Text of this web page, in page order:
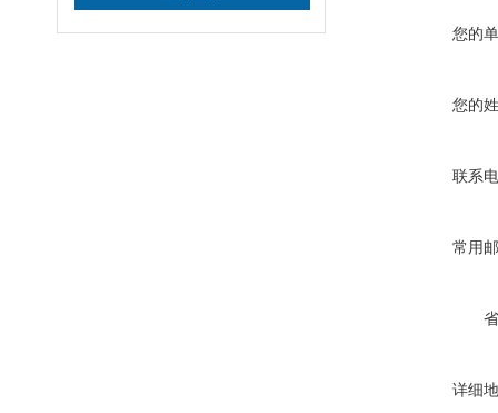
您的
您的
联系
常用
详细